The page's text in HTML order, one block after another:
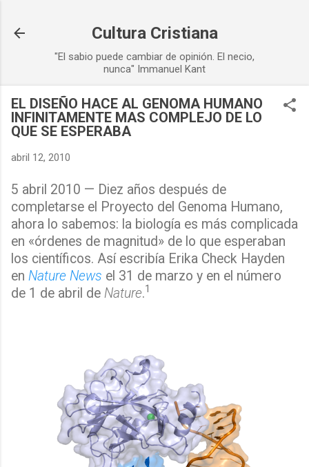
Cultura Cristiana
"El sabio puede cambiar de opinión. El necio,
nunca" Immanuel Kant
EL DISEÑO HACE AL GENOMA HUMANO
INFINITAMENTE MAS COMPLEJO DE LO
QUE SE ESPERABA
abril 12, 2010
5 abril 2010 — Diez años después de
completarse el Proyecto del Genoma Humano,
ahora lo sabemos: la biología es más complicada
en «órdenes de magnitud» de lo que esperaban
los científicos. Así escribía Erika Check Hayden
en Nature News el 31 de marzo y en el número
de 1 de abril de Nature.1